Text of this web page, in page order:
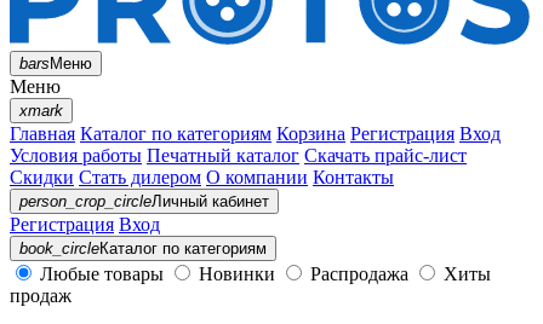
barsМеню
Меню
xmark
Главная Каталог по категориям Корзина Регистрация Вход
Условия работы Печатный каталог Скачать прайс-лист
Скидки Стать дилером О компании Контакты
person_crop_circleЛичный кабинет
Регистрация Вход
book_circleКаталог по категориям
Любые товары Новинки Распродажа
Хиты
продаж